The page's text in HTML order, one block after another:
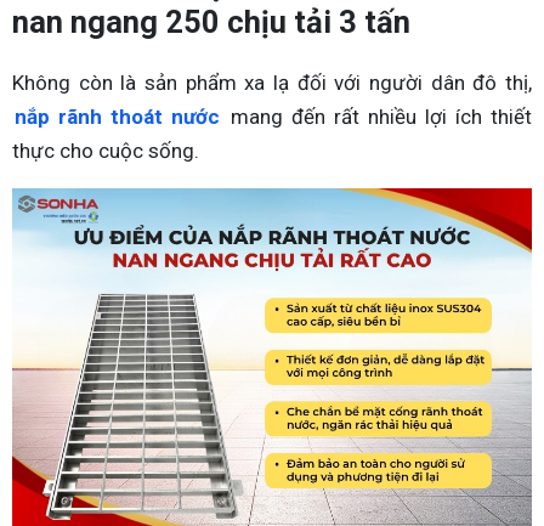
nan ngang 250 chịu tải 3 tấn
Không còn là sản phẩm xa lạ đối với người dân đô thị,
nắp rãnh thoát nước mang đến rất nhiều lợi ích thiết
thực cho cuộc sống.